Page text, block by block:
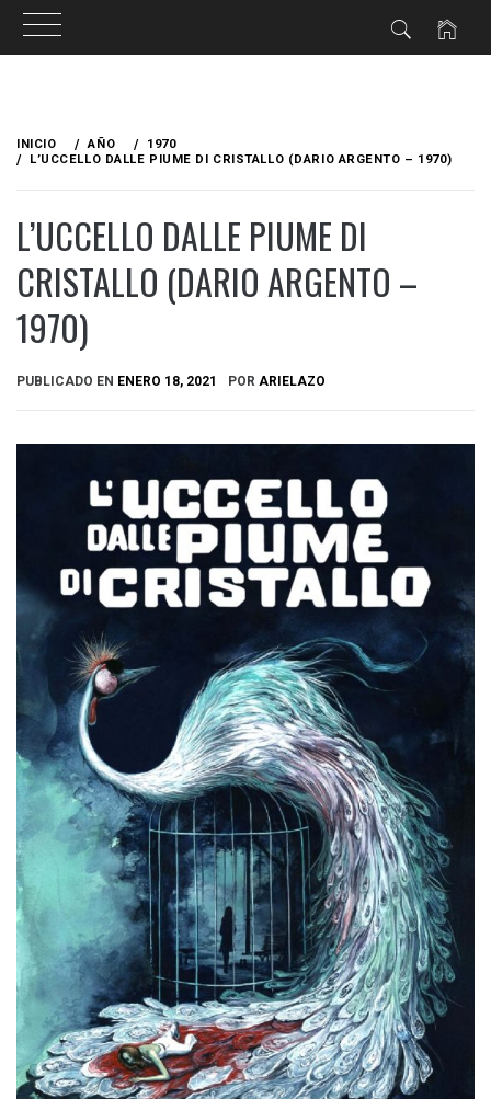
contenido
INICIO AÑO
1970
L’UCCELLO DALLE PIUME DI CRISTALLO (DARIO ARGENTO – 1970)
L’UCCELLO DALLE PIUME DI
CRISTALLO (DARIO ARGENTO –
1970)
PUBLICADO EN ENERO 18, 2021 POR ARIELAZO